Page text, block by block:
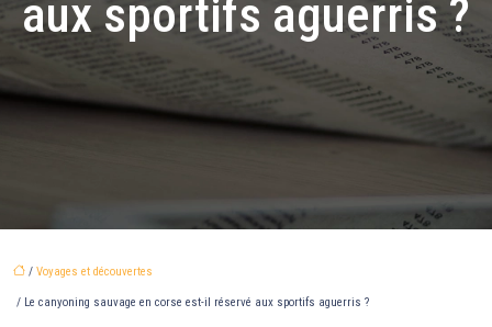
aux sportifs aguerris ?
/ Voyages et découvertes
/ Le canyoning sauvage en corse est-il réservé aux sportifs aguerris ?